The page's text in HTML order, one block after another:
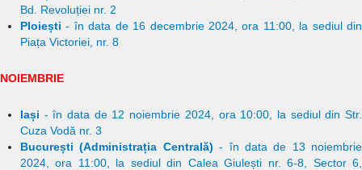
Bd. Revoluției nr. 2
Ploiești - în data de 16 decembrie 2024, ora 11:00, la sediul din
Piața Victoriei, nr. 8
NOIEMBRIE
Iași - în data de 12 noiembrie 2024, ora 10:00, la sediul din Str.
Cuza Vodă nr. 3
București (Administrația Centrală) - în data de 13 noiembrie
2024, ora 11:00, la sediul din Calea Giulești nr. 6-8, Sector 6,